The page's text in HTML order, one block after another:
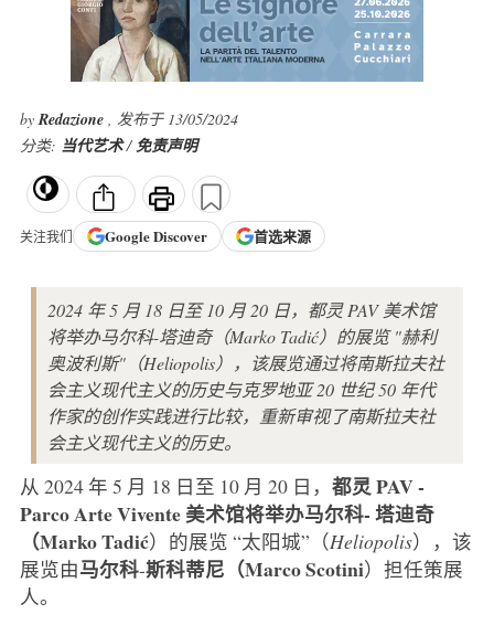
byRedazione , 发布于 13/05/2024
分类: 当代艺术/免责声明
关注我们 GoogleDiscover 首选来源
2024 年 5 月 18 日至 10 月 20 日，都灵 PAV 美术馆
将举办马尔科-塔迪奇（Marko Tadić）的展览 "赫利
奥波利斯"（Heliopolis），该展览通过将南斯拉夫社
会主义现代主义的历史与克罗地亚 20 世纪 50 年代
作家的创作实践进行比较，重新审视了南斯拉夫社
会主义现代主义的历史。
从 2024 年 5 月 18 日至 10 月 20 日， 都灵PAV -
Parco Arte Vivente 美术馆将举办马尔科-塔迪奇
（Marko Tadić）的展览 “太阳城”（Heliopolis），该
展览由马尔科-斯科蒂尼（Marco Scotini）担任策展
人。